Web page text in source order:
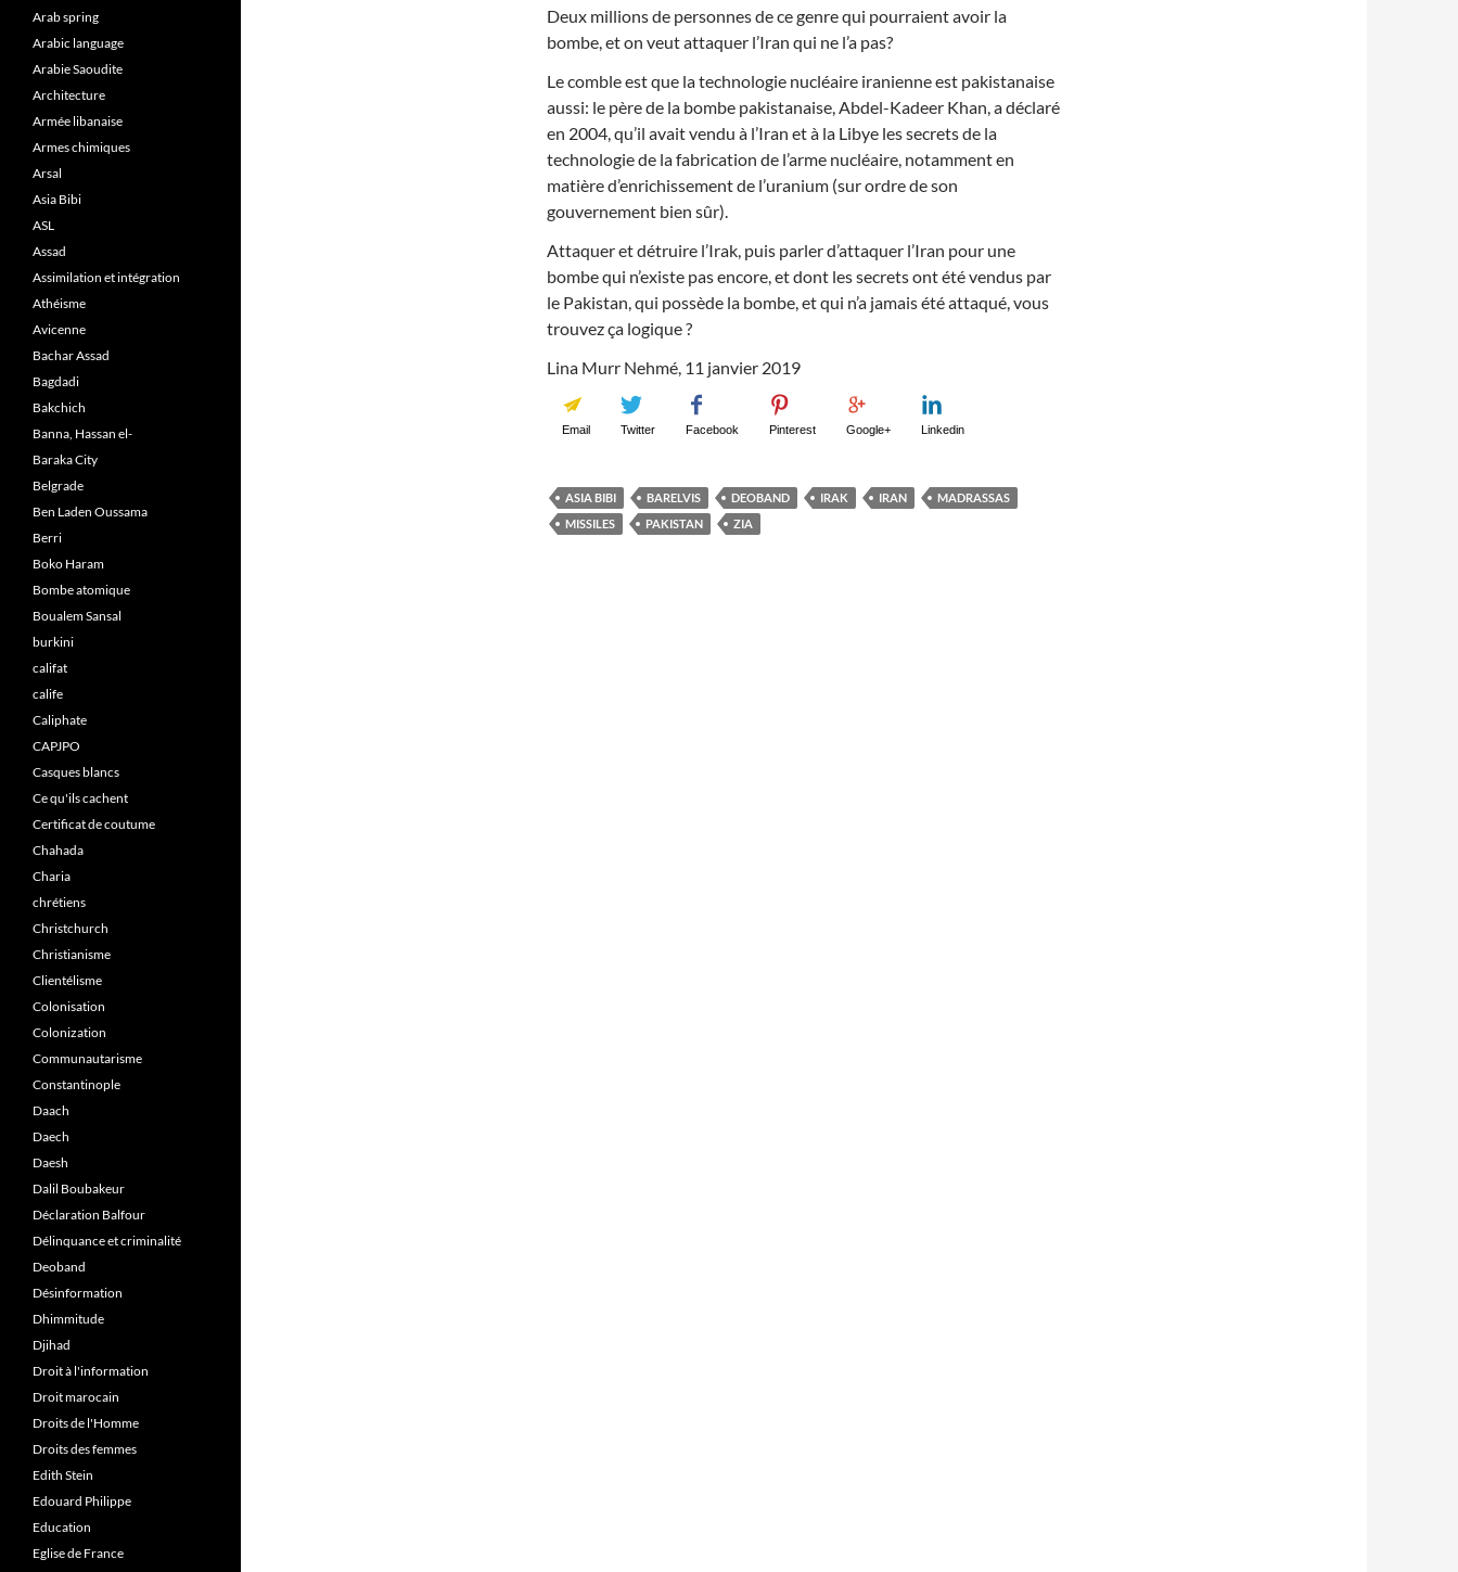
Deux millions de personnes de ce genre qui pourraient avoir la
bombe, et on veut attaquer l’Iran qui ne l’a pas?
Le comble est que la technologie nucléaire iranienne est pakistanaise
aussi: le père de la bombe pakistanaise, Abdel-Kadeer Khan, a déclaré
en 2004, qu’il avait vendu à l’Iran et à la Libye les secrets de la
technologie de la fabrication de l’arme nucléaire, notamment en
matière d’enrichissement de l’uranium (sur ordre de son
gouvernement bien sûr).
Attaquer et détruire l’Irak, puis parler d’attaquer l’Iran pour une
bombe qui n’existe pas encore, et dont les secrets ont été vendus par
le Pakistan, qui possède la bombe, et qui n’a jamais été attaqué, vous
trouvez ça logique ?
Lina Murr Nehmé, 11 janvier 2019
Email Twitter Facebook Pinterest Google+ Linkedin
ASIA BIBI BARELVIS DEOBAND IRAK IRAN
MADRASSAS
MISSILES
PAKISTAN ZIA
Arab spring
Arabic language
Arabie Saoudite
Architecture
Armée libanaise
Armes chimiques
Arsal
Asia Bibi
ASL
Assad
Assimilation et intégration
Athéisme
Avicenne
Bachar Assad
Bagdadi
Bakchich
Banna, Hassan el-
Baraka City
Belgrade
Ben Laden Oussama
Berri
Boko Haram
Bombe atomique
Boualem Sansal
burkini
califat
calife
Caliphate
CAPJPO
Casques blancs
Ce qu'ils cachent
Certificat de coutume
Chahada
Charia
chrétiens
Christchurch
Christianisme
Clientélisme
Colonisation
Colonization
Communautarisme
Constantinople
Daach
Daech
Daesh
Dalil Boubakeur
Déclaration Balfour
Délinquance et criminalité
Deoband
Désinformation
Dhimmitude
Djihad
Droit à l'information
Droit marocain
Droits de l'Homme
Droits des femmes
Edith Stein
Edouard Philippe
Education
Eglise de France